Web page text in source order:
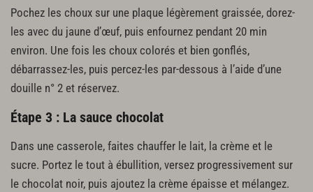
Pochez les choux sur une plaque légèrement graissée, dorez-
les avec du jaune d’œuf, puis enfournez pendant 20 min
environ. Une fois les choux colorés et bien gonflés,
débarrassez-les, puis percez-les par-dessous à l’aide d’une
douille n° 2 et réservez.
Étape 3 : La sauce chocolat
Dans une casserole, faites chauffer le lait, la crème et le
sucre. Portez le tout à ébullition, versez progressivement sur
le chocolat noir, puis ajoutez la crème épaisse et mélangez.